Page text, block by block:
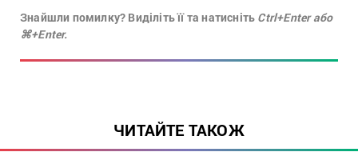
Знайшли помилку? Виділіть її та натисніть Ctrl+Enter або
⌘+Enter.
ЧИТАЙТЕ ТАКОЖ